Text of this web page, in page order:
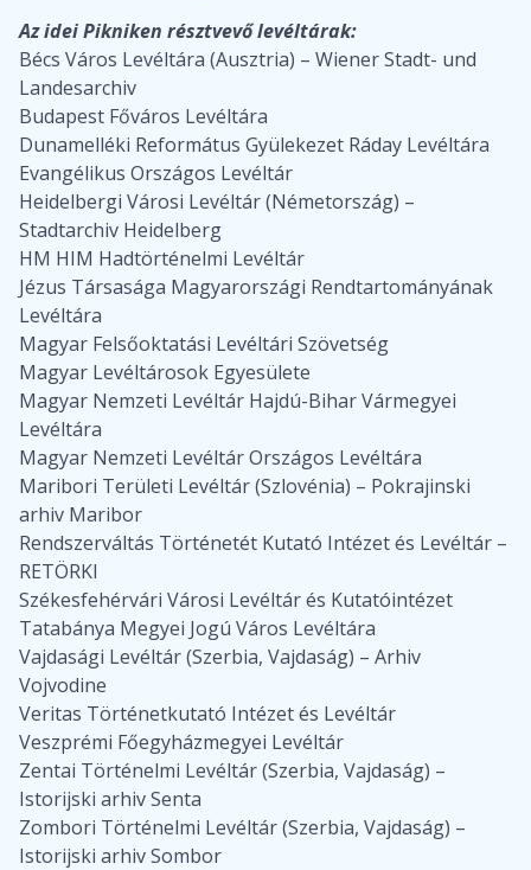
Az idei Pikniken résztvevő levéltárak:
Bécs Város Levéltára (Ausztria) – Wiener Stadt- und
Landesarchiv
Budapest Főváros Levéltára
Dunamelléki Református Gyülekezet Ráday Levéltára
Evangélikus Országos Levéltár
Heidelbergi Városi Levéltár (Németország) –
Stadtarchiv Heidelberg
HM HIM Hadtörténelmi Levéltár
Jézus Társasága Magyarországi Rendtartományának
Levéltára
Magyar Felsőoktatási Levéltári Szövetség
Magyar Levéltárosok Egyesülete
Magyar Nemzeti Levéltár Hajdú-Bihar Vármegyei
Levéltára
Magyar Nemzeti Levéltár Országos Levéltára
Maribori Területi Levéltár (Szlovénia) – Pokrajinski
arhiv Maribor
Rendszerváltás Történetét Kutató Intézet és Levéltár –
RETÖRKI
Székesfehérvári Városi Levéltár és Kutatóintézet
Tatabánya Megyei Jogú Város Levéltára
Vajdasági Levéltár (Szerbia, Vajdaság) – Arhiv
Vojvodine
Veritas Történetkutató Intézet és Levéltár
Veszprémi Főegyházmegyei Levéltár
Zentai Történelmi Levéltár (Szerbia, Vajdaság) –
Istorijski arhiv Senta
Zombori Történelmi Levéltár (Szerbia, Vajdaság) –
Istorijski arhiv Sombor